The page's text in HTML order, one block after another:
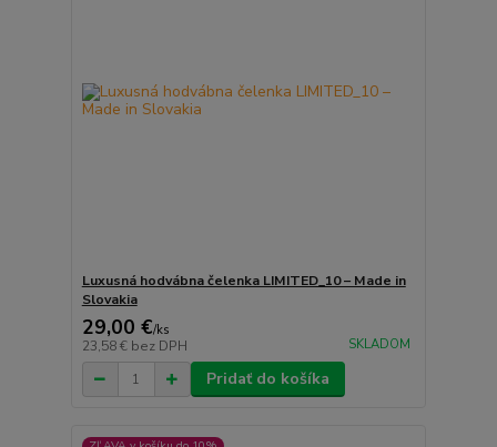
Luxusná hodvábna čelenka LIMITED_10 – Made in
Slovakia
29,00 €/ks
23,58 € bez DPH SKLADOM
Pridať do košíka